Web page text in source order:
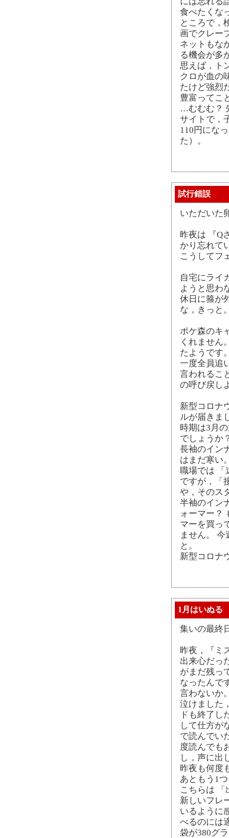
食べたくな
ところで，
画でクレー
ネットもな
る機会が多
思えば，ト
クロが血の
たけど強烈
豊富ってこ
…むむむ？
サイトで，
110円にな
た）。
試行錯誤
いただいた
昨夜は 『Q
かり忘れて
こうしてフ
自宅にライ
ようと思わ
休日に箍が
な，きっと
ポケ森のキ
くれません
たようです
一度全員追
言われるこ
の呼び戻し
新型コロナ
ルが届きま
時期は3月
でしょうか
長袖のイン
はまだ寒い
職場では 「
ですが，「
や，そのス
半袖のイン
ォーマー？
マーを買っ
ません。
と。
新型コロナ
1月はいぬる
集いの最終
昨夜，『ミ
出来心だっ
がまだ残っ
なったんで
言わないか
泣けました
ドも終了し
して仕方が
で読んでい
度読んでも
し，声に出
昨夜も何度
あともう1
こちらは 「
新しいフレ
いるように
べるのには
袋が380グ